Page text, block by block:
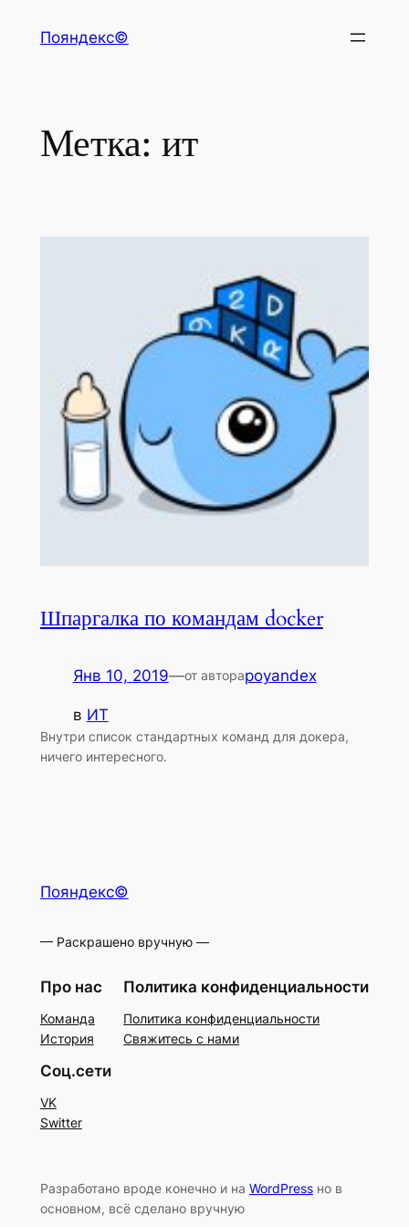
Пояндекс©
Метка: ит
Шпаргалка по командам docker
Янв 10, 2019—от автораpoyandex
в ИТ
Внутри список стандартных команд для докера,
ничего интересного.
Пояндекс©
— Раскрашено вручную —
Про нас
Команда
История
Политика конфиденциальности
Политика конфиденциальности
Свяжитесь с нами
Соц.сети
VK
Switter
Разработано вроде конечно и на WordPressно в
основном, всё сделано вручную